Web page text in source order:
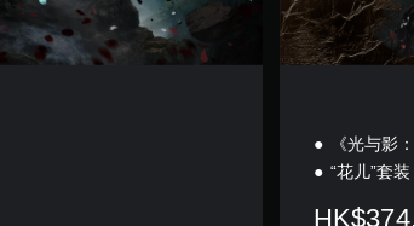
《光与影
“花儿”套装